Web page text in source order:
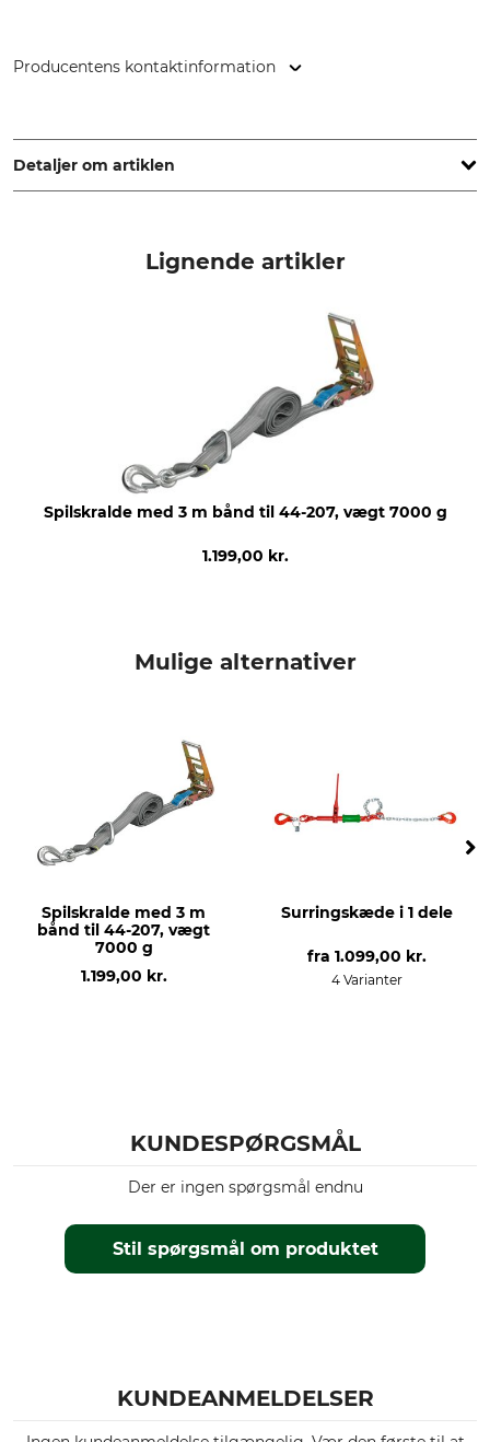
Producentens kontaktinformation
www.hebela.de
Detaljer om artiklen
Vægt
Lignende artikler
Spilskralde med 3 m bånd til 44-207, vægt 7000 g
1.199,00 kr.
Mulige alternativer
Spilskralde med 3 m
bånd til 44-207, vægt
7000 g
1.199,00 kr.
Surringskæde i 1 dele
fra 1.099,00 kr.
4 Varianter
KUNDESPØRGSMÅL
Stil spørgsmål om produktet
Der er ingen spørgsmål endnu
KUNDEANMELDELSER